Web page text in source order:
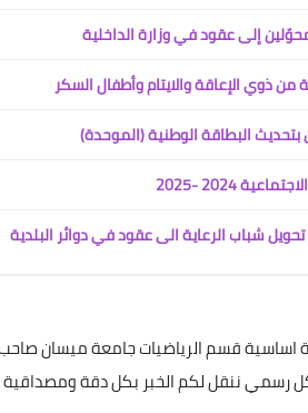
من ذوي الإعاقة والايتام وأطفال السكر
بتحديث البطاقة الوطنية (الموحدة)
2024 -2025
شباب الرعاية الى عقود في دوائر البلدية
اساسية قسم الرياضيات جامعة ميسان
رسمي ننقل لكم الخبر بكل دقة ومصداقية